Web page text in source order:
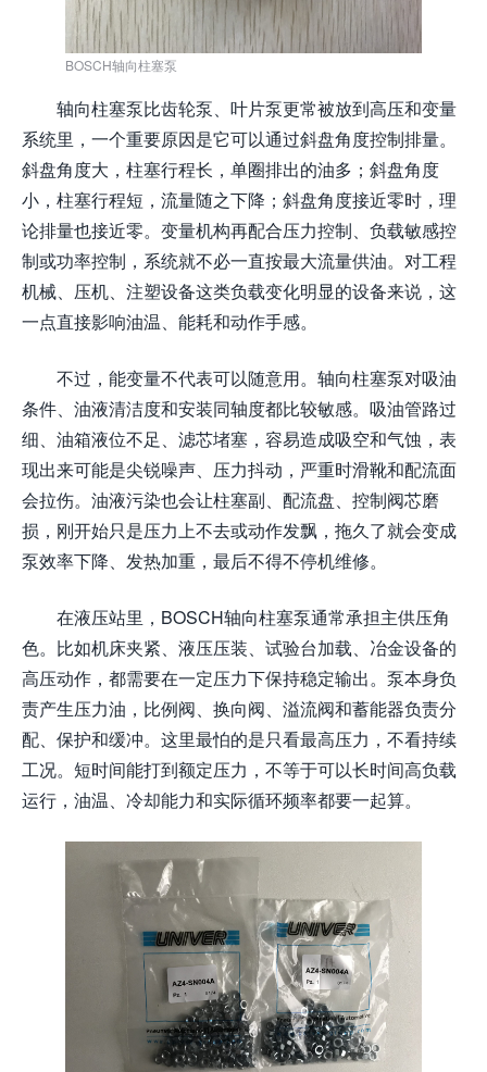
BOSCH轴向柱塞泵
轴向柱塞泵比齿轮泵、叶片泵更常被放到高压和变量
系统里，一个重要原因是它可以通过斜盘角度控制排量。
斜盘角度大，柱塞行程长，单圈排出的油多；斜盘角度
小，柱塞行程短，流量随之下降；斜盘角度接近零时，理
论排量也接近零。变量机构再配合压力控制、负载敏感控
制或功率控制，系统就不必一直按最大流量供油。对工程
机械、压机、注塑设备这类负载变化明显的设备来说，这
一点直接影响油温、能耗和动作手感。
不过，能变量不代表可以随意用。轴向柱塞泵对吸油
条件、油液清洁度和安装同轴度都比较敏感。吸油管路过
细、油箱液位不足、滤芯堵塞，容易造成吸空和气蚀，表
现出来可能是尖锐噪声、压力抖动，严重时滑靴和配流面
会拉伤。油液污染也会让柱塞副、配流盘、控制阀芯磨
损，刚开始只是压力上不去或动作发飘，拖久了就会变成
泵效率下降、发热加重，最后不得不停机维修。
在液压站里，BOSCH轴向柱塞泵通常承担主供压角
色。比如机床夹紧、液压压装、试验台加载、冶金设备的
高压动作，都需要在一定压力下保持稳定输出。泵本身负
责产生压力油，比例阀、换向阀、溢流阀和蓄能器负责分
配、保护和缓冲。这里最怕的是只看最高压力，不看持续
工况。短时间能打到额定压力，不等于可以长时间高负载
运行，油温、冷却能力和实际循环频率都要一起算。